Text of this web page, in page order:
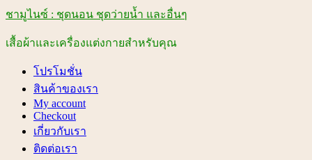
ชามูไนซ์ : ชุดนอน ชุดว่ายน้ำ และอื่นๆ
เสื้อผ้าและเครื่องแต่งกายสำหรับคุณ
โปรโมชั่น
สินค้าของเรา
My account
Checkout
เกี่ยวกับเรา
ติดต่อเรา